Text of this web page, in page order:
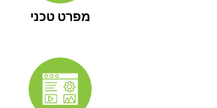
מפרט טכני